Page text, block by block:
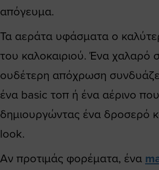
απόγευμα.
Τα αεράτα υφάσματα ο
του καλοκαιριού. Ένα χαλαρό
ουδέτερη απόχρωση
ένα basic τοπ ή ένα αέρινο
δημιουργώντας ένα δροσερό
look.
Αν προτιμάς φορέματα, ένα